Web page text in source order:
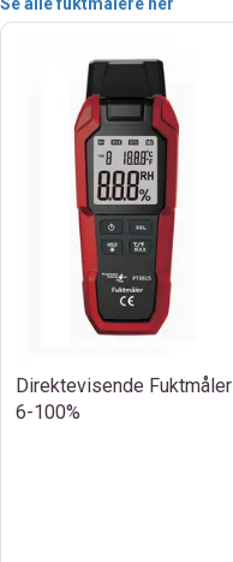
Direktevisende Fuktmåler
6-100%